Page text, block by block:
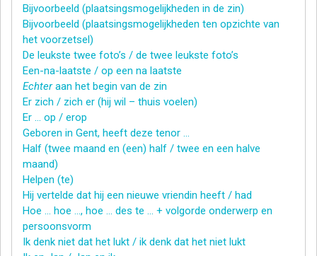
Bijvoorbeeld (plaatsingsmogelijkheden in de zin)
Bijvoorbeeld (plaatsingsmogelijkheden ten opzichte van
het voorzetsel)
De leukste twee foto’s / de twee leukste foto’s
Een-na-laatste / op een na laatste
Echteraan het begin van de zin
Er zich / zich er (hij wil – thuis voelen)
Er … op / erop
Geboren in Gent, heeft deze tenor …
Half (twee maand en (een) half / twee en een halve
maand)
Helpen (te)
Hij vertelde dat hij een nieuwe vriendin heeft / had
Hoe … hoe …, hoe … des te … + volgorde onderwerp en
persoonsvorm
Ik denk niet dat het lukt / ik denk dat het niet lukt